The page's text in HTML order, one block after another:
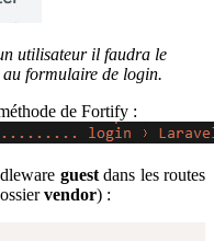
utilisateur il faudra le
au formulaire de login.
de Fortify :
guestdans les routes
vendor) :